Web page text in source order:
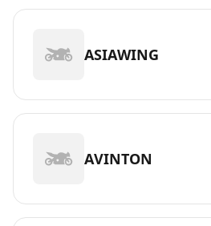
ASIAWING
AVINTON